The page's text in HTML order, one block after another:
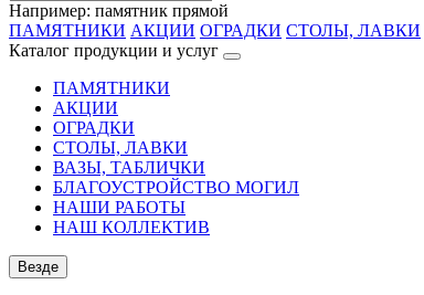
Например: памятник прямой
ПАМЯТНИКИ АКЦИИ ОГРАДКИ СТОЛЫ, ЛАВКИ
Каталог продукции и услуг
ПАМЯТНИКИ
АКЦИИ
ОГРАДКИ
СТОЛЫ, ЛАВКИ
ВАЗЫ, ТАБЛИЧКИ
БЛАГОУСТРОЙСТВО МОГИЛ
НАШИ РАБОТЫ
НАШ КОЛЛЕКТИВ
Везде